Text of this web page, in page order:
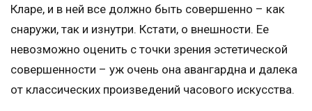
Кларе, и в ней все должно быть совершенно – как
снаружи, так и изнутри. Кстати, о внешности. Ее
невозможно оценить с точки зрения эстетической
совершенности – уж очень она авангардна и далека
от классических произведений часового искусства.